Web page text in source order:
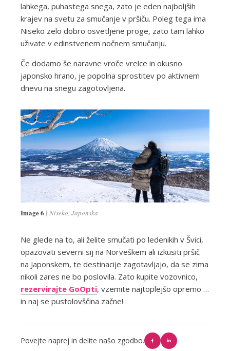
lahkega, puhastega snega, zato je eden najboljših
krajev na svetu za smučanje v pršiču. Poleg tega ima
Niseko zelo dobro osvetljene proge, zato tam lahko
uživate v edinstvenem nočnem smučanju.
Če dodamo še naravne vroče vrelce in okusno
japonsko hrano, je popolna sprostitev po aktivnem
dnevu na snegu zagotovljena.
Image 6 Niseko, Japonska
Ne glede na to, ali želite smučati po ledenikih v Švici,
opazovati severni sij na Norveškem ali izkusiti pršič
na Japonskem, te destinacije zagotavljajo, da se zima
nikoli zares ne bo poslovila. Zato kupite vozovnico,
rezervirajte GoOpti, vzemite najtoplejšo opremo …
in naj se pustolovščina začne!
Povejte naprej in delite našo zgodbo.